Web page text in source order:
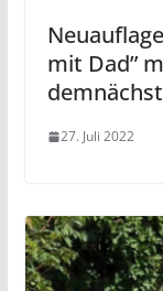
mit Dad”
27. Juli 2022